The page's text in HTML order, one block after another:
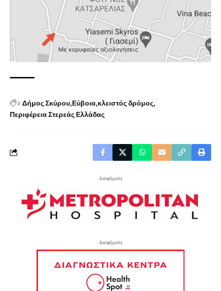
#Δήμος Σκύρου Εύβοια κλειστός δρόμος
Περιφέρεια Στερεάς Ελλάδας
- Διαφήμιση -
- Διαφήμιση -